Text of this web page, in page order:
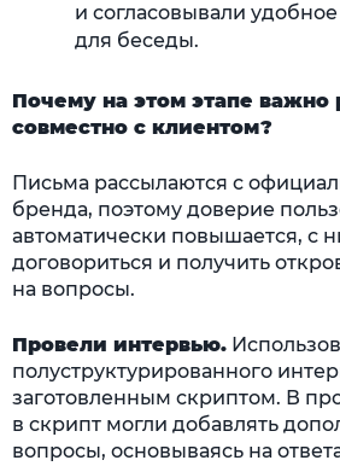
и согласовывали
для беседы.
Почему на этом этапе важно
совместно с клиентом?
Письма рассылаются с
бренда, поэтому доверие
автоматически повышается, с
договориться и получить
на вопросы.
Провели интервью.
полуструктурированного
заготовленным скриптом. В
в скрипт могли добавлять
вопросы, основываясь на